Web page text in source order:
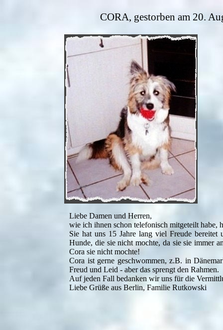
CORA, gestorben am 20.
Liebe Damen und Herren,
wie ich ihnen schon telefonisch mitgeteilt habe,
Sie hat uns 15 Jahre lang viel Freude
Hunde, die sie nicht mochte, da sie sie immer
Cora sie nicht mochte!
Cora ist gerne geschwommen, z.B. in
Freud und Leid - aber das sprengt den Rahmen.
Auf jeden Fall bedanken wir uns für die
Liebe Grüße aus Berlin, Familie Rutkowski